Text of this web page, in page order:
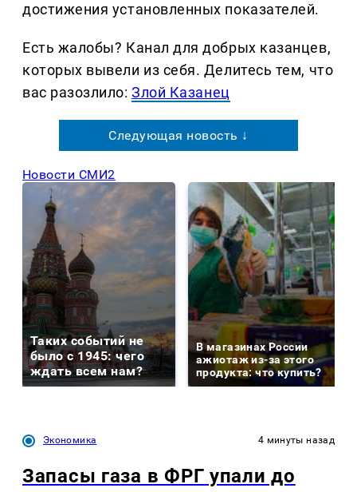
достижения установленных показателей.
Есть жалобы? Канал для добрых казанцев,
которых вывели из себя. Делитеcь тем, что
вас разозлило:Злой Казанец
Следующая новость ↓
Новости СМИ2
Таких событий не
было с 1945: чего
ждать всем нам?
В магазинах России
ажиотаж из-за этого
продукта: что купить?
Экономика 4 минуты назад
Запасы газа в ФРГ упали до